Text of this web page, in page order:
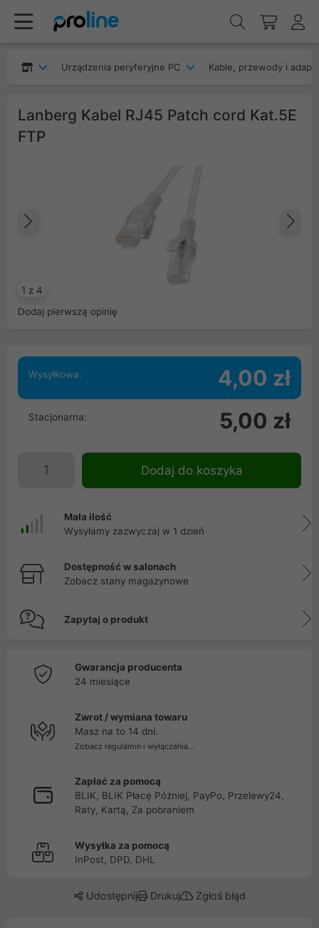
Urządzenia peryferyjne PC Kable, przewody i
Lanberg Kabel RJ45 Patch cord Kat.5E
FTP
1 z 4
Poprzedni
Dodaj pierwszą opinię
Wysyłkowa: 4,00 zł
Stacjonarna: 5,00 zł
Dodaj do koszyka
Mała ilość
Wysyłamy zazwyczaj w 1 dzień
Dostępność w salonach
Zobacz stany magazynowe
Zapytaj o produkt
Gwarancja producenta
24 miesiące
Zwrot / wymiana towaru
Masz na to 14 dni.
Zobacz regulamin i wyłączenia...
Zapłać za pomocą
BLIK, BLIK Płacę Później, PayPo, Przelewy24,
Raty, Kartą, Za pobraniem
Wysyłka za pomocą
InPost, DPD, DHL
Udostępnij Drukuj Zgłoś błąd